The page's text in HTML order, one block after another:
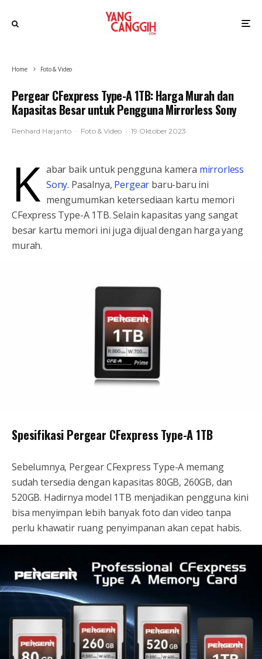
Home Foto & Video
Pergear CFexpress Type-A 1TB: Harga Murah dan
Kapasitas Besar untuk Pengguna Mirrorless Sony
Renhard Harjanto · Foto & Video · 19 Oktober 2023
K abar baik untuk pengguna kamera mirrorless
Sony. Pasalnya, Pergear baru-baru ini
mengumumkan ketersediaan kartu memori
CFexpress Type-A 1TB. Selain kapasitas yang sangat
besar kartu memori ini juga dijual dengan harga yang
murah.
Spesifikasi Pergear CFexpress Type-A 1TB
Sebelumnya, Pergear CFexpress Type-A memang
sudah tersedia dengan kapasitas 80GB, 260GB, dan
520GB. Hadirnya model 1TB menjadikan pengguna kini
bisa menyimpan lebih banyak foto dan video tanpa
perlu khawatir ruang penyimpanan akan cepat habis.